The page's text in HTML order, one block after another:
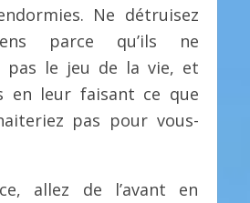
Ne détruisez
parce qu’ils ne
pas le jeu de la vie, et
en leur faisant ce que
pas pour vous-
allez de l’avant en